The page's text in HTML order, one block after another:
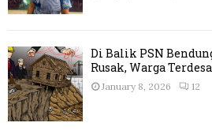
Di Balik PSN
Rusak, Warga
January 8, 2026 12